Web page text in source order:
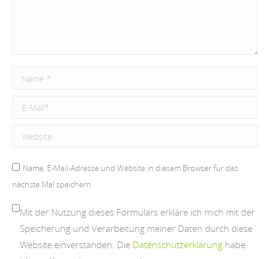
Name *
E-Mail *
Website
Name, E-Mail-Adresse und Website in diesem Browser für das
nächste Mal speichern.
Mit der Nutzung dieses Formulars erkläre ich mich mit der
Speicherung und Verarbeitung meiner Daten durch diese
Website einverstanden. Die Datenschutzerklärung habe